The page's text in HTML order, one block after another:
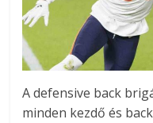
A defensive back
minden kezdő és